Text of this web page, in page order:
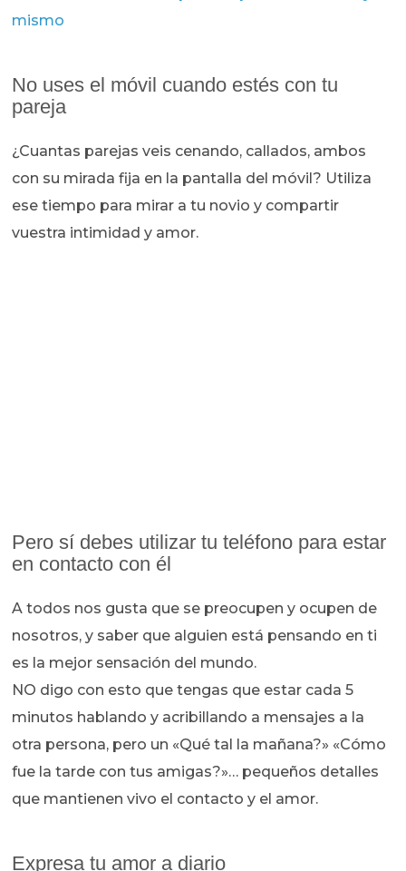
mismo
No uses el móvil cuando estés con tu
pareja
¿Cuantas parejas veis cenando, callados, ambos
con su mirada fija en la pantalla del móvil? Utiliza
ese tiempo para mirar a tu novio y compartir
vuestra intimidad y amor.
Pero sí debes utilizar tu teléfono para estar
en contacto con él
A todos nos gusta que se preocupen y ocupen de
nosotros, y saber que alguien está pensando en ti
es la mejor sensación del mundo.
NO digo con esto que tengas que estar cada 5
minutos hablando y acribillando a mensajes a la
otra persona, pero un «Qué tal la mañana?» «Cómo
fue la tarde con tus amigas?»… pequeños detalles
que mantienen vivo el contacto y el amor.
Expresa tu amor a diario